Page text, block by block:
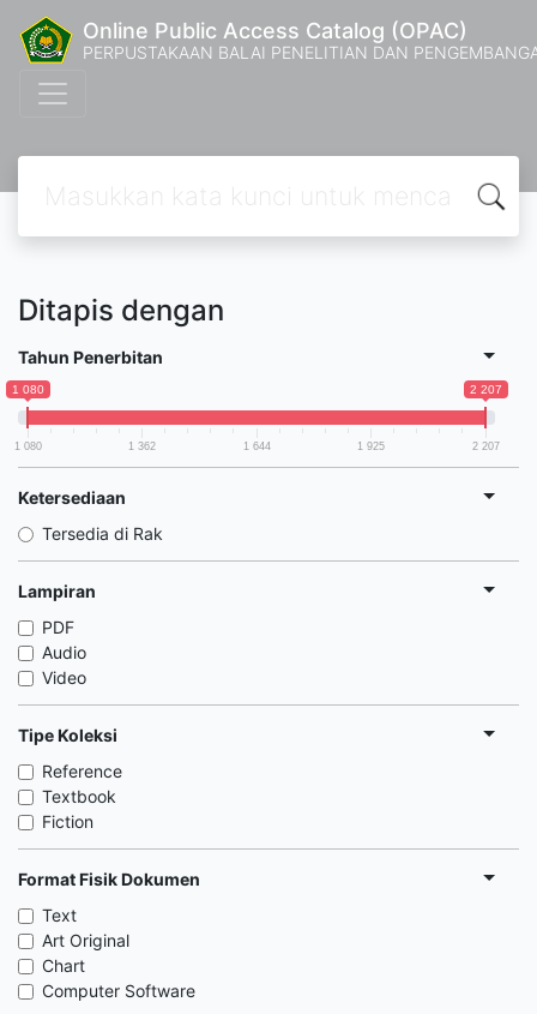
Online Public Access Catalog (OPAC)
PERPUSTAKAAN BALAI PENELITIAN DAN
Ditapis dengan
Tahun Penerbitan
1 080 2 207
1 080 1 362 1 644 1 925 2 207
Ketersediaan
Tersedia di Rak
Lampiran
PDF
Audio
Video
Tipe Koleksi
Reference
Textbook
Fiction
Format Fisik Dokumen
Text
Art Original
Chart
Computer Software